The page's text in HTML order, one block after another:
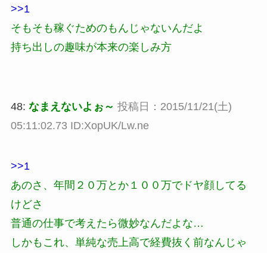
>>1
そもそも稼ぐためのもんじゃないんだよ
持ち出しの趣味が本来の楽しみ方
48: なまえないよぉ～ 投稿日：2015/11/21(土)
05:11:02.73 ID:XopUK/Lw.ne
>>1
あのさ、年間２０万とか１００万でドヤ顔してる
けどさ
普通の仕事で考えたら微妙なんだよな…
しかもこれ、単純な売上高で経費抜く前なんじゃ